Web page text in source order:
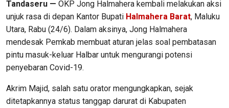
Tandaseru — OKP Jong Halmahera kembali melakukan aksi
unjuk rasa di depan Kantor Bupati Halmahera Barat, Maluku
Utara, Rabu (24/6). Dalam aksinya, Jong Halmahera
mendesak Pemkab membuat aturan jelas soal pembatasan
pintu masuk-keluar Halbar untuk mengurangi potensi
penyebaran Covid-19.
Akrim Majid, salah satu orator mengungkapkan, sejak
ditetapkannya status tanggap darurat di Kabupaten